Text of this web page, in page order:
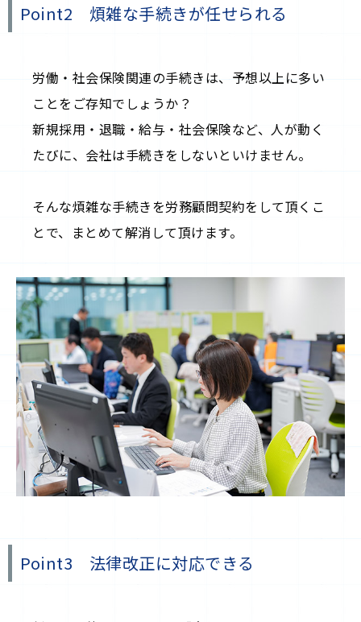
Point2 煩雑な手続きが任せられる
労働・社会保険関連の手続きは、予想以上に多い
ことをご存知でしょうか？
新規採用・退職・給与・社会保険など、人が動く
たびに、会社は手続きをしないといけません。
そんな煩雑な手続きを労務顧問契約をして頂くこ
とで、まとめて解消して頂けます。
Point3 法律改正に対応できる